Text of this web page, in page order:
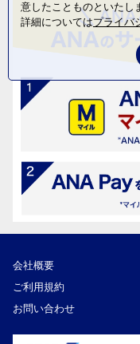
会社概要
ご利用規約
お問い合わせ
意したことものといたし
詳細についてはプライバ